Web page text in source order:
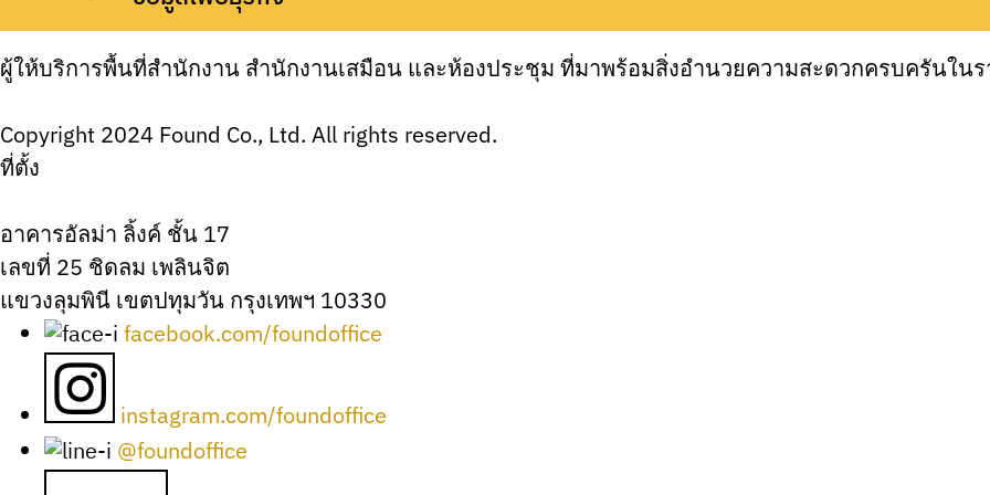
FOUND OFFICE
ผู้ให้บริการพื้นที่สำนักงาน สำนักงานเสมือน และห้องประชุม ที่มาพร้อมสิ่งอำนวยความสะดวกครบครันใน
Copyright 2024 Found Co., Ltd. All rights reserved.
ที่ตั้ง
อาคารอัลม่า ลิ้งค์ ชั้น 17
เลขที่ 25 ชิดลม เพลินจิต
แขวงลุมพินี เขตปทุมวัน กรุงเทพฯ 10330
facebook.com/foundoffice
instagram.com/foundoffice
@foundoffice